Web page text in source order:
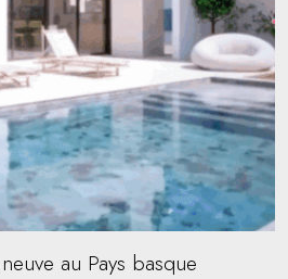
au Pays basque